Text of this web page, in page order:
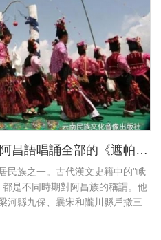
神授的陰傳活袍，能用古阿昌語唱誦全部的《遮帕麻和遮咪麻》
民族之一。古代漢文史籍中的"峨
是不同時期對阿昌族的稱謂。他
河縣九保、曩宋和隴川縣戶撒三
民俗活動中，都要唱誦《遮帕麻